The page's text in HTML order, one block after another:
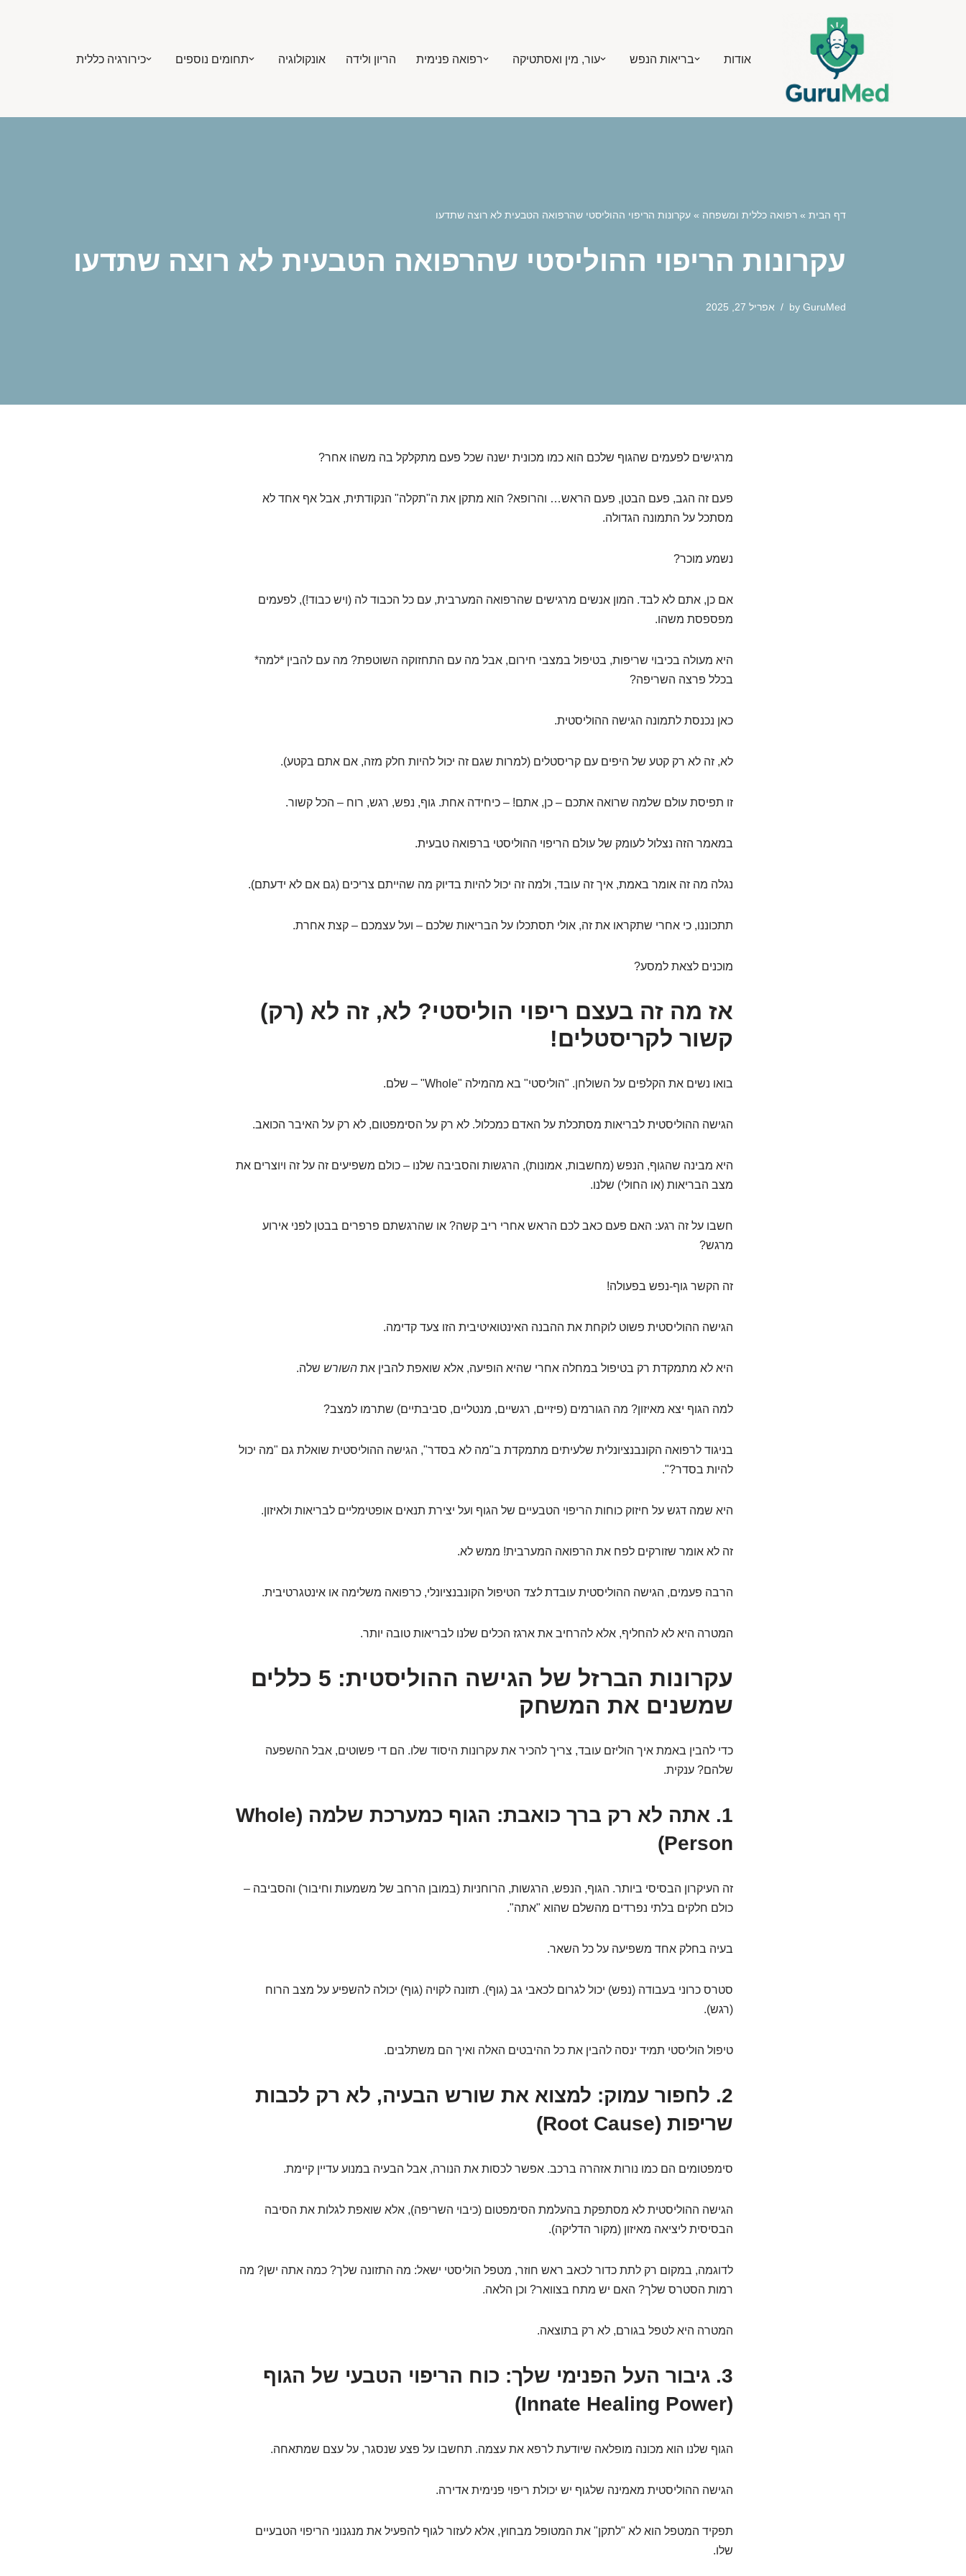
אודות בריאות הנפש עור, מין ואסתטיקה רפואה פנימית הריון ולידה אונקולוגיה תחומים נוספים כירורגיה כללית
דף הבית » רפואה כללית ומשפחה » עקרונות הריפוי ההוליסטי שהרפואה הטבעית לא רוצה שתדעו
עקרונות הריפוי ההוליסטי שהרפואה הטבעית לא רוצה שתדעו
by GuruMed אפריל 27, 2025
מרגישים לפעמים שהגוף שלכם הוא כמו מכונית ישנה שכל פעם מתקלקל בה משהו אחר?
פעם זה הגב, פעם הבטן, פעם הראש… והרופא? הוא מתקן את ה"תקלה" הנקודתית, אבל אף אחד לא
מסתכל על התמונה הגדולה.
נשמע מוכר?
אם כן, אתם לא לבד. המון אנשים מרגישים שהרפואה המערבית, עם כל הכבוד לה (ויש כבוד!), לפעמים
מפספסת משהו.
היא מעולה בכיבוי שריפות, בטיפול במצבי חירום, אבל מה עם התחזוקה השוטפת? מה עם להבין *למה*
בכלל פרצה השריפה?
כאן נכנסת לתמונה הגישה ההוליסטית.
לא, זה לא רק קטע של היפים עם קריסטלים (למרות שגם זה יכול להיות חלק מזה, אם אתם בקטע).
זו תפיסת עולם שלמה שרואה אתכם – כן, אתם! – כיחידה אחת. גוף, נפש, רגש, רוח – הכל קשור.
במאמר הזה נצלול לעומק של עולם הריפוי ההוליסטי ברפואה טבעית.
נגלה מה זה אומר באמת, איך זה עובד, ולמה זה יכול להיות בדיוק מה שהייתם צריכים (גם אם לא ידעתם).
תתכוננו, כי אחרי שתקראו את זה, אולי תסתכלו על הבריאות שלכם – ועל עצמכם – קצת אחרת.
מוכנים לצאת למסע?
אז מה זה בעצם ריפוי הוליסטי? לא, זה לא (רק)
קשור לקריסטלים!
בואו נשים את הקלפים על השולחן. "הוליסטי" בא מהמילה "Whole" – שלם.
הגישה ההוליסטית לבריאות מסתכלת על האדם כמכלול. לא רק על הסימפטום, לא רק על האיבר הכואב.
היא מבינה שהגוף, הנפש (מחשבות, אמונות), הרגשות והסביבה שלנו – כולם משפיעים זה על זה ויוצרים את
מצב הבריאות (או החולי) שלנו.
חשבו על זה רגע: האם פעם כאב לכם הראש אחרי ריב קשה? או שהרגשתם פרפרים בבטן לפני אירוע
מרגש?
זה הקשר גוף-נפש בפעולה!
הגישה ההוליסטית פשוט לוקחת את ההבנה האינטואיטיבית הזו צעד קדימה.
היא לא מתמקדת רק בטיפול במחלה אחרי שהיא הופיעה, אלא שואפת להבין אתהשורש שלה.
למה הגוף יצא מאיזון? מה הגורמים (פיזיים, רגשיים, מנטליים, סביבתיים) שתרמו למצב?
בניגוד לרפואה הקונבנציונלית שלעיתים מתמקדת ב"מה לא בסדר", הגישה ההוליסטית שואלת גם "מה יכול
להיות בסדר?".
היא שמה דגש על חיזוק כוחות הריפוי הטבעיים של הגוף ועל יצירת תנאים אופטימליים לבריאות ולאיזון.
זה לא אומר שזורקים לפח את הרפואה המערבית! ממש לא.
הרבה פעמים, הגישה ההוליסטית עובדתלצד הטיפול הקונבנציונלי, כרפואה משלימה או אינטגרטיבית.
המטרה היא לא להחליף, אלא להרחיב את ארגז הכלים שלנו לבריאות טובה יותר.
עקרונות הברזל של הגישה ההוליסטית: 5 כללים
שמשנים את המשחק
כדי להבין באמת איך הוליזם עובד, צריך להכיר את עקרונות היסוד שלו. הם די פשוטים, אבל ההשפעה
שלהם? ענקית.
1. אתה לא רק ברך כואבת: הגוף כמערכת שלמה (Whole
Person)
זה העיקרון הבסיסי ביותר. הגוף, הנפש, הרגשות, הרוחניות (במובן הרחב של משמעות וחיבור) והסביבה –
כולם חלקים בלתי נפרדים מהשלם שהוא "אתה".
בעיה בחלק אחד משפיעה על כל השאר.
סטרס כרוני בעבודה (נפש) יכול לגרום לכאבי גב (גוף). תזונה לקויה (גוף) יכולה להשפיע על מצב הרוח
(רגש).
טיפול הוליסטי תמיד ינסה להבין את כל ההיבטים האלה ואיך הם משתלבים.
2. לחפור עמוק: למצוא את שורש הבעיה, לא רק לכבות
שריפות (Root Cause)
סימפטומים הם כמו נורות אזהרה ברכב. אפשר לכסות את הנורה, אבל הבעיה במנוע עדיין קיימת.
הגישה ההוליסטית לא מסתפקת בהעלמת הסימפטום (כיבוי השריפה), אלא שואפת לגלות את הסיבה
הבסיסית ליציאה מאיזון (מקור הדליקה).
לדוגמה, במקום רק לתת כדור לכאב ראש חוזר, מטפל הוליסטי ישאל: מה התזונה שלך? כמה אתה ישן? מה
רמות הסטרס שלך? האם יש מתח בצוואר? וכן הלאה.
המטרה היא לטפל בגורם, לא רק בתוצאה.
3. גיבור העל הפנימי שלך: כוח הריפוי הטבעי של הגוף
(Innate Healing Power)
הגוף שלנו הוא מכונה מופלאה שיודעת לרפא את עצמה. תחשבו על פצע שנסגר, על עצם שמתאחה.
הגישה ההוליסטית מאמינה שלגוף יש יכולת ריפוי פנימית אדירה.
תפקיד המטפל הוא לא "לתקן" את המטופל מבחוץ, אלא לעזור לגוף להפעיל את מנגנוני הריפוי הטבעיים
שלו.